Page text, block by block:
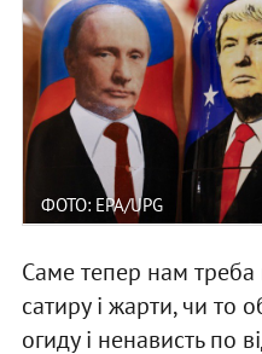
ФОТО: EPA/UPG
Саме тепер нам треба
сатиру і жарти, чи то
огиду і ненависть по